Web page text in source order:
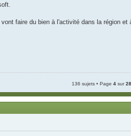
faire du bien à l'activité dans la région et
136 sujets • Page 4 sur28